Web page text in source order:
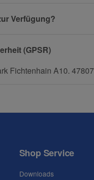
Verfügung?
(GPSR)
Fichtenhain A10.
Shop Service
Downloads